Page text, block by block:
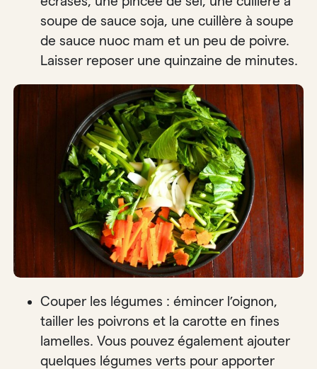
soupe de sauce soja, une cuillère à soupe
de sauce nuoc mam et un peu de poivre.
Laisser reposer une quinzaine de minutes.
Couper les légumes : émincer l’oignon,
tailler les poivrons et la carotte en fines
lamelles. Vous pouvez également ajouter
quelques légumes verts pour apporter